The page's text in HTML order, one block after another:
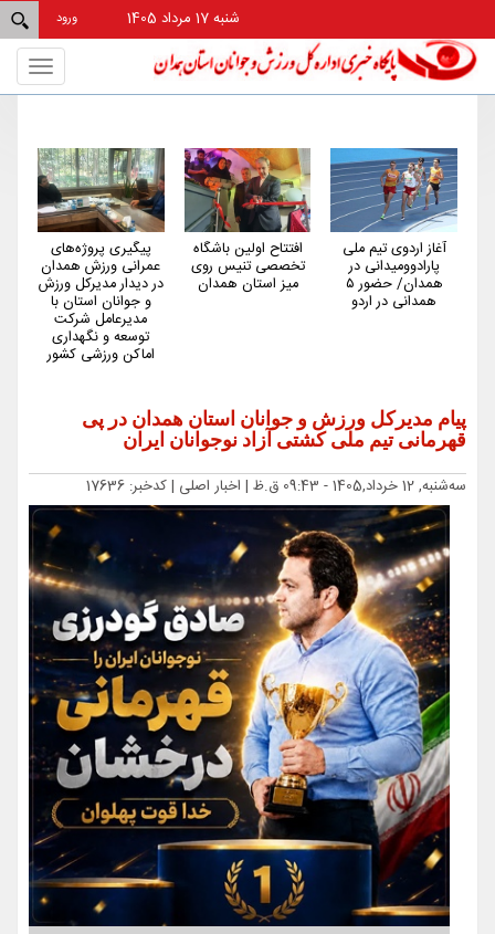
ورود
شنبه 17 مرداد 1405
افتتاح اولین باشگاه
تخصصی تنیس روی
میز استان همدان
پیگیری پروژه‌های
عمرانی ورزش همدان
در دیدار مدیرکل ورزش
همدان از استان‌های
کم‌شکایت و کم‌حاشیه
کشور در حوزه ورزش
است
پیام مدیرکل ورزش و جوانان استان همدان در پی
قهرمانی تیم ملی کشتی آزاد نوجوانان ایران
ﺳﻪشنبه, 12 خرداد,1405 - 09:43 ق.ظ | اخبار اصلی | کدخبر: 17636